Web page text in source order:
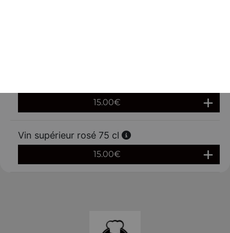
15.00€
Vin supérieur rosé 75 cl
15.00€